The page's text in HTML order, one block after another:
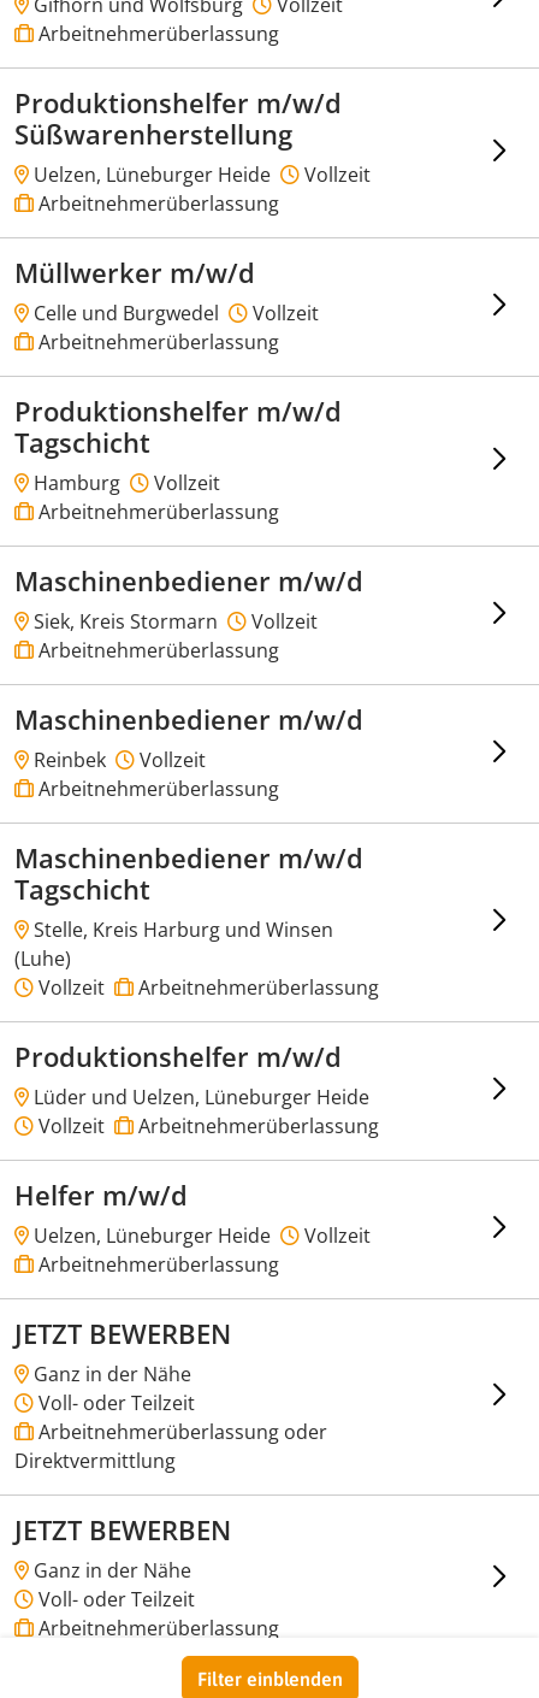
Filter einblenden
Arbeitnehmerüberlassung
Produktionshelfer m/w/d
Süßwarenherstellung
Uelzen, Lüneburger Heide
Vollzeit
Arbeitnehmerüberlassung
Müllwerker m/w/d
Celle und Burgwedel
Vollzeit
Arbeitnehmerüberlassung
Produktionshelfer m/w/d
Tagschicht
Hamburg
Vollzeit
Arbeitnehmerüberlassung
Maschinenbediener m/w/d
Siek, Kreis Stormarn
Vollzeit
Arbeitnehmerüberlassung
Maschinenbediener m/w/d
Reinbek
Vollzeit
Arbeitnehmerüberlassung
Maschinenbediener m/w/d
Tagschicht
Stelle, Kreis Harburg und Winsen
(Luhe)
Vollzeit
Arbeitnehmerüberlassung
Produktionshelfer m/w/d
Lüder und Uelzen, Lüneburger Heide
Vollzeit
Arbeitnehmerüberlassung
Helfer m/w/d
Uelzen, Lüneburger Heide
Vollzeit
Arbeitnehmerüberlassung
JETZT BEWERBEN
Ganz in der Nähe
Voll- oder Teilzeit
Arbeitnehmerüberlassung oder
Direktvermittlung
JETZT BEWERBEN
Ganz in der Nähe
Voll- oder Teilzeit
Arbeitnehmerüberlassung